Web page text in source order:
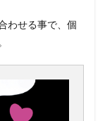
わせる事で、個